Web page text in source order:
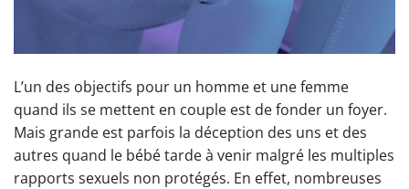
L’un des objectifs pour un homme et une femme
quand ils se mettent en couple est de fonder un foyer.
Mais grande est parfois la déception des uns et des
autres quand le bébé tarde à venir malgré les multiples
rapports sexuels non protégés. En effet, nombreuses